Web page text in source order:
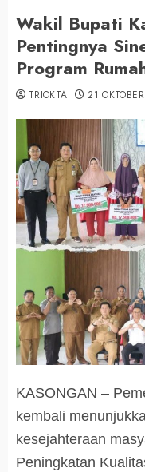
Wakil Bupati
Pentingnya
Program
TRIOKTA 21
KASONGAN –
kembali
kesejahteraan
Peningkatan